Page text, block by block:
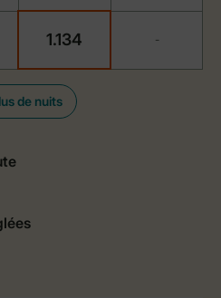
de nuits
1.134 -